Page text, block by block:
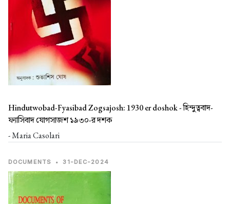
Hindutwobad-Fyasibad Zogsajosh: 1930 er doshok -হিন্দুত্ববাদ-
ফ্যাসিবাদ যোগসাজশ ১৯৩০-র দশক
- Maria Casolari
DOCUMENTS • 31-DEC-2024